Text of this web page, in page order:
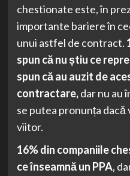
chestionate este, în
importante bariere în
unui astfel de contract.
spun că nu știu ce
spun că au auzit de
contractare,dar nu au
se putea pronunța
viitor.
16% din companiile
ce înseamnă un PPA,